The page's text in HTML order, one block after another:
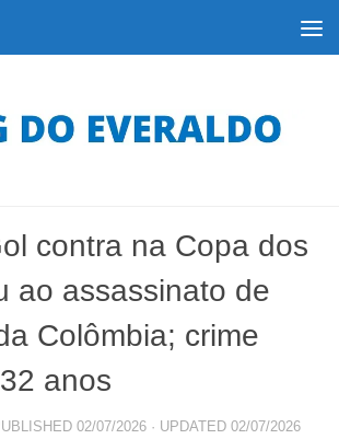
contra na Copa dos
ao assassinato de
Colômbia; crime
anos
02/07/2026 · UPDATED 02/07/2026